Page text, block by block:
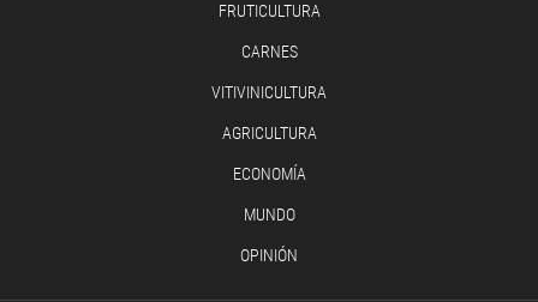
FRUTICULTURA
CARNES
VITIVINICULTURA
AGRICULTURA
ECONOMÍA
MUNDO
OPINIÓN